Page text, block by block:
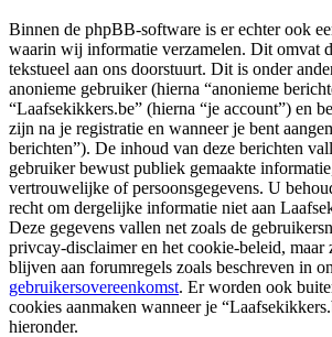
Binnen de phpBB-software is er echter ook
waarin wij informatie verzamelen. Dit omvat
tekstueel aan ons doorstuurt. Dit is onder
anonieme gebruiker (hierna “anonieme
“Laafsekikkers.be” (hierna “je account”) en
zijn na je registratie en wanneer je bent
berichten”). De inhoud van deze berichten
gebruiker bewust publiek gemaakte
vertrouwelijke of persoonsgegevens. U
recht om dergelijke informatie niet aan
Deze gegevens vallen net zoals de
privcay-disclaimer en het cookie-beleid,
blijven aan forumregels zoals beschreven in
gebruikersovereenkomst. Er worden ook
cookies aanmaken wanneer je
hieronder.